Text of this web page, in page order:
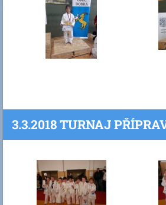
3.3.2018 TURNAJ